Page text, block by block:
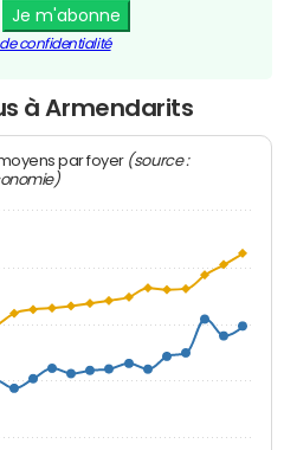
Je m'abonne
confidentialité
à Armendarits
par foyer (source :